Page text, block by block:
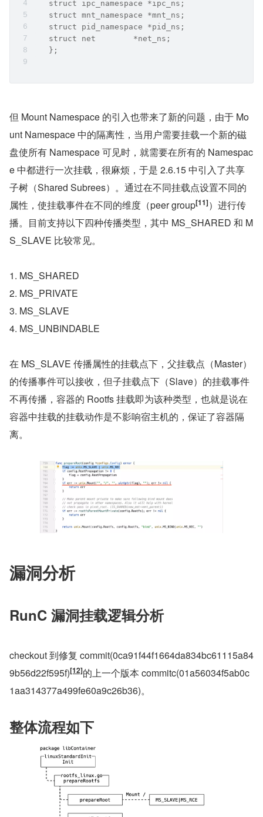
   struct ipc_namespace *ipc_ns;
   struct mnt_namespace *mnt_ns;
   struct pid_namespace *pid_ns;
   struct net        *net_ns;
   };
但 Mount Namespace 的引入也带来了新的问题，由于 Mo
unt Namespace 中的隔离性，当用户需要挂载一个新的磁
盘使所有 Namespace 可见时，就需要在所有的 Namespac
e 中都进行一次挂载，很麻烦，于是 2.6.15 中引入了共享
子树（Shared Subrees）。通过在不同挂载点设置不同的
属性，使挂载事件在不同的维度（peer group[11]）进行传
播。目前支持以下四种传播类型，其中 MS_SHARED 和 M
S_SLAVE 比较常见。
1. MS_SHARED
2. MS_PRIVATE
3. MS_SLAVE
4. MS_UNBINDABLE
在 MS_SLAVE 传播属性的挂载点下，父挂载点（Master）
的传播事件可以接收，但子挂载点下（Slave）的挂载事件
不再传播，容器的 Rootfs 挂载即为该种类型，也就是说在
容器中挂载的挂载动作是不影响宿主机的，保证了容器隔
离。
漏洞分析
RunC 漏洞挂载逻辑分析
checkout 到修复 commit(0ca91f44f1664da834bc61115a84
9b56d22f595f)[12]的上一个版本 commitc(01a56034f5ab0c
1aa314377a499fe60a9c26b36)。
整体流程如下